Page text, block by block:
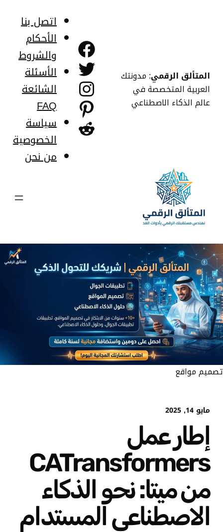
المتألق الرقمي: مدونتك
العربية المتخصصة في
عالم الذكاء الاصطناعي
فيسبوك
تويتر
إنستجرام
بينتريست
ريديت
اتصل بنا
الأحكام
والشروط
الأسئلة
الشائعة
FAQ
سياسة
الخصوصية
من نحن
تصميم مواقع
مايو 14, 2025
إطار عمل
CATransformers
من ميتا: نحو الذكاء
الاصطناعي المستدام